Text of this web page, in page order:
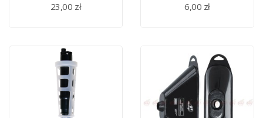
23,00 zł 6,00 zł